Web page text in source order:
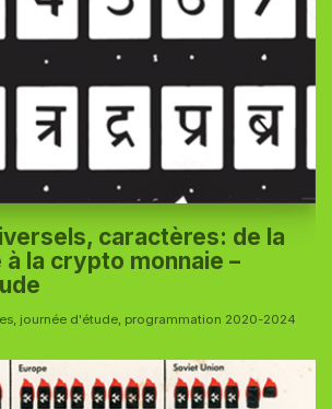
caractères: de la
la crypto monnaie –
, journée d'étude, programmation 2020-2024